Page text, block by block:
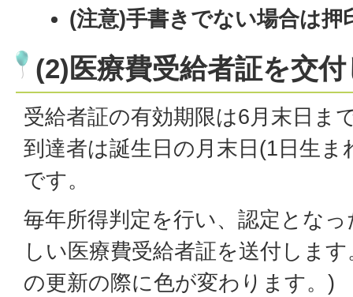
(注意)手書きでない場合は押
(2)医療費受給者証を交
受給者証の有効期限は6月末日ま
到達者は誕生日の月末日(1日生
です。
毎年所得判定を行い、認定とな
しい医療費受給者証を送付しま
の更新の際に色が変わります。)